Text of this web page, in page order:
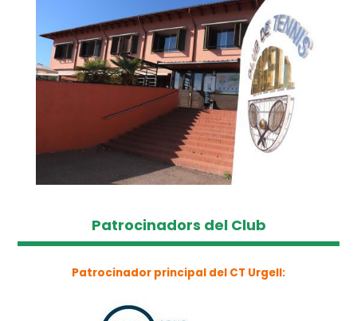
Patrocinadors del Club
Patrocinador principal del CT Urgell: